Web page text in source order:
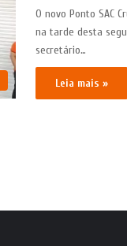
O novo Ponto SAC
na tarde desta
secretário…
Leia mais »